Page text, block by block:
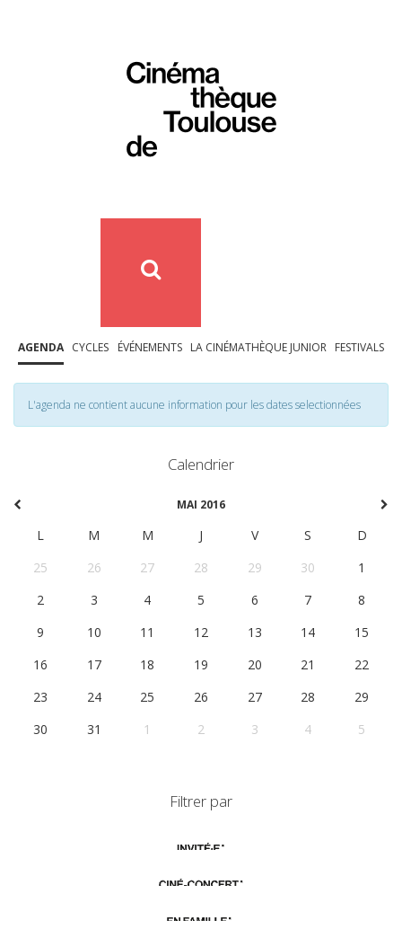
AGENDA CYCLES ÉVÉNEMENTS LA CINÉMATHÈQUE JUNIOR FESTIVALS
L'agenda ne contient aucune information pour les dates selectionnées
Calendrier
MAI 2016
L M M J V S
D
25
26 27 28 29 30
1
2
3 4 5 6 7
8
9
10 11 12 13 14
15
16
17 18 19 20 21
22
23
24 25 26 27 28
29
30
31 1 2 3 4 5
Filtrer par